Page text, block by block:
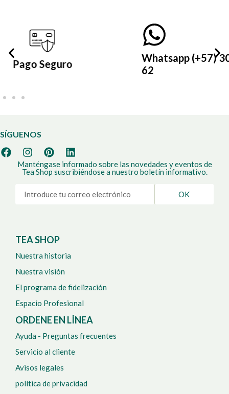
Whatsapp (+57) 305 399 21
62
SÍGUENOS
Manténgase informado sobre las novedades y eventos de
Tea Shop suscribiéndose a nuestro boletín informativo.
OK
TEA SHOP
Nuestra historia
Nuestra visión
El programa de fidelización
Espacio Profesional
ORDENE EN LÍNEA
Ayuda - Preguntas frecuentes
Servicio al cliente
Avisos legales
política de privacidad